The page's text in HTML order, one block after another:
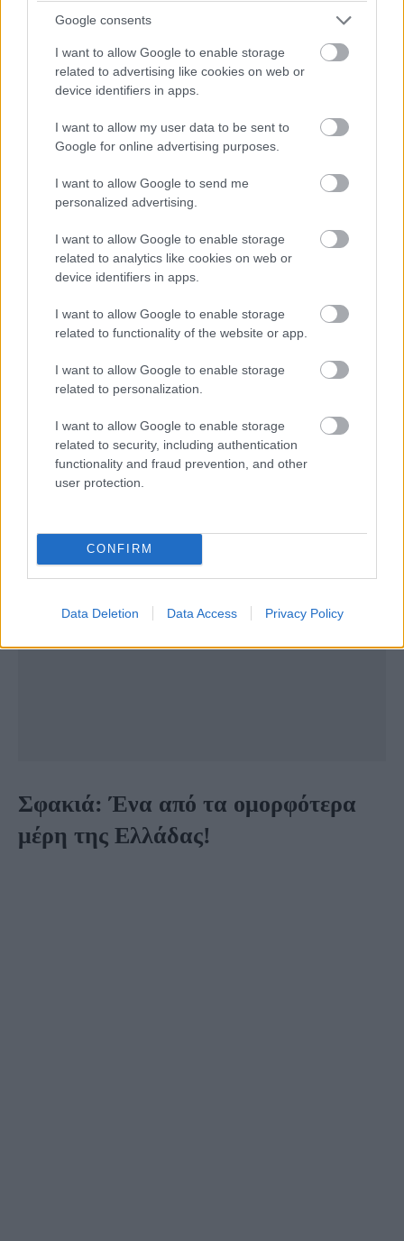
Google consents
I want to allow Google to enable storage
related to advertising like cookies on web or
device identifiers in apps.
I want to allow my user data to be sent to
Google for online advertising purposes.
I want to allow Google to send me
personalized advertising.
I want to allow Google to enable storage
related to analytics like cookies on web or
device identifiers in apps.
I want to allow Google to enable storage
related to functionality of the website or app.
I want to allow Google to enable storage
related to personalization.
I want to allow Google to enable storage
related to security, including authentication
functionality and fraud prevention, and other
user protection.
CONFIRM
Data Deletion Data Access Privacy Policy
υπόσχεται να σας προσφέρει μια μοναδική εμπειρία
που σίγουρα θα σας μείνει αξέχαστη.
Σφακιά, με τις πολλές ομορφιές…
Σφακιά: Ένα από τα ομορφότερα
μέρη της Ελλάδας!